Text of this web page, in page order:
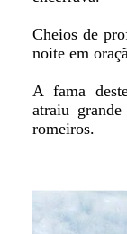
Cheios de
noite em
A fama
atraiu
romeiros.